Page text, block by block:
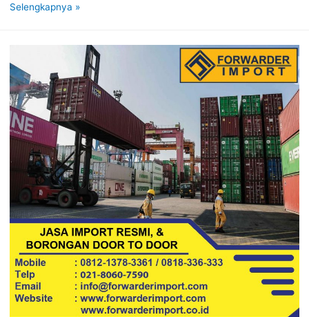
Selengkapnya »